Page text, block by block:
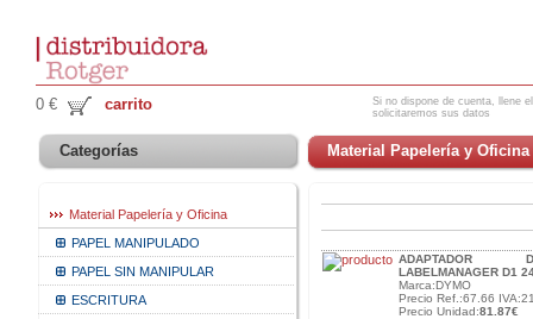
0 € carrito
Si no dispone de cuenta, llene
solicitaremos sus datos
Categorías
Material Papelería y Oficina
PAPEL MANIPULADO
PAPEL SIN MANIPULAR
ESCRITURA
Material Papelería y Oficina
ADAPTADOR
LABELMANAGER D1
Marca:DYMO
Precio Ref.:67.66
Precio Unidad:81.87€